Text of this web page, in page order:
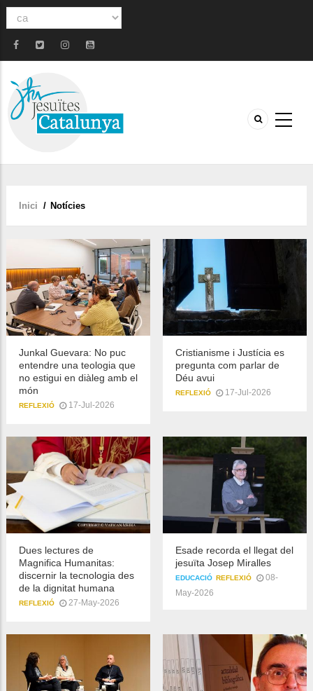
Select
language
Fil
d'ariadna
Inici / Notícies
Junkal Guevara: No puc
entendre una teologia que
no estigui en diàleg amb el
món
REFLEXIÓ 17-Jul-2026
Cristianisme i Justícia es
pregunta com parlar de
Déu avui
REFLEXIÓ 17-Jul-2026
Dues lectures de
Magnifica Humanitas:
discernir la tecnologia des
de la dignitat humana
REFLEXIÓ 27-May-2026
Esade recorda el llegat del
jesuïta Josep Miralles
EDUCACIÓ REFLEXIÓ
08-
May-2026